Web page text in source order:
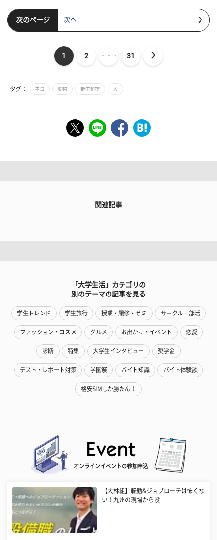
次のページ 次へ
1 2 ・・・ 31
タグ： ネコ 動物 野生動物 犬
関連記事
「大学生活」カテゴリの
別のテーマの記事を見る
学生トレンド 学生旅行 授業・履修・ゼミ サークル・部活
ファッション・コスメ グルメ お出かけ・イベント 恋愛
診断 特集 大学生インタビュー 奨学金
テスト・レポート対策 学園祭 バイト知識 バイト体験談
格安SIMしか勝たん！
オンラインイベントの参加申込
【大林組】転勤&ジョブローテは怖くな
い！九州の現場から設